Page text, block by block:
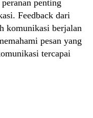
penting
Feedback dari
komunikasi berjalan
pesan yang
tercapai